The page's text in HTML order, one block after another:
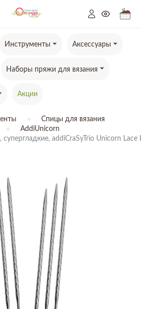
Инструменты Аксессуары
Наборы пряжи для вязания
Акции
Спицы для вязания
AddiUnicorn
addiCraSyTrio Unicorn